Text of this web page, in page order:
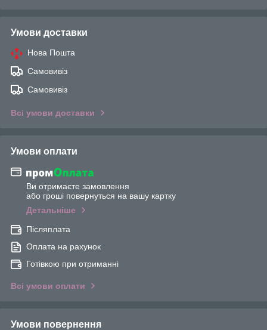
Умови доставки
Нова Пошта
Самовивіз
Самовивіз
Всі умови доставки
Умови оплати
Ви отримаєте замовлення
або гроші повернуться на вашу картку
Детальніше
Післяплата
Оплата на рахунок
Готівкою при отриманні
Всі умови оплати
Умови повернення